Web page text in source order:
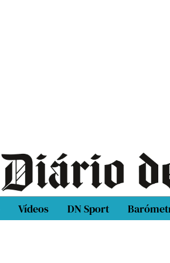
Vídeos DN Sport